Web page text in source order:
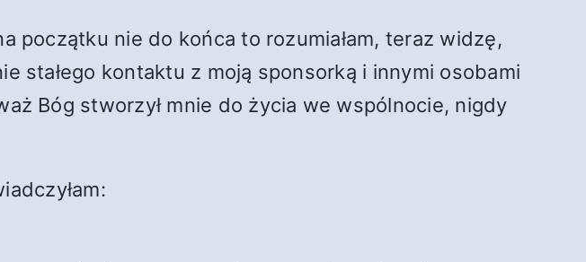
początku nie do końca to rozumiałam, teraz widzę,
stałego kontaktu z moją sponsorką i innymi osobami
Bóg stworzył mnie do życia we wspólnocie, nigdy